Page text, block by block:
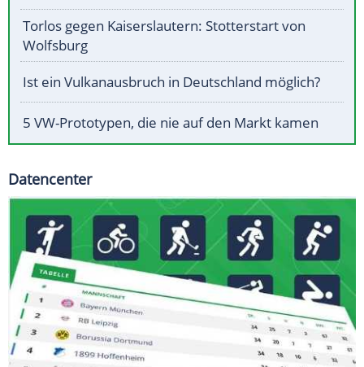
Torlos gegen Kaiserslautern: Stotterstart von
Wolfsburg
Ist ein Vulkanausbruch in Deutschland möglich?
5 VW-Prototypen, die nie auf den Markt kamen
Datencenter